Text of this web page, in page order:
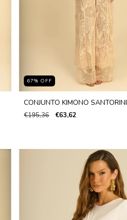
67% OFF
CONJUNTO KIMONO SANTORINI
€195,36 €63,62